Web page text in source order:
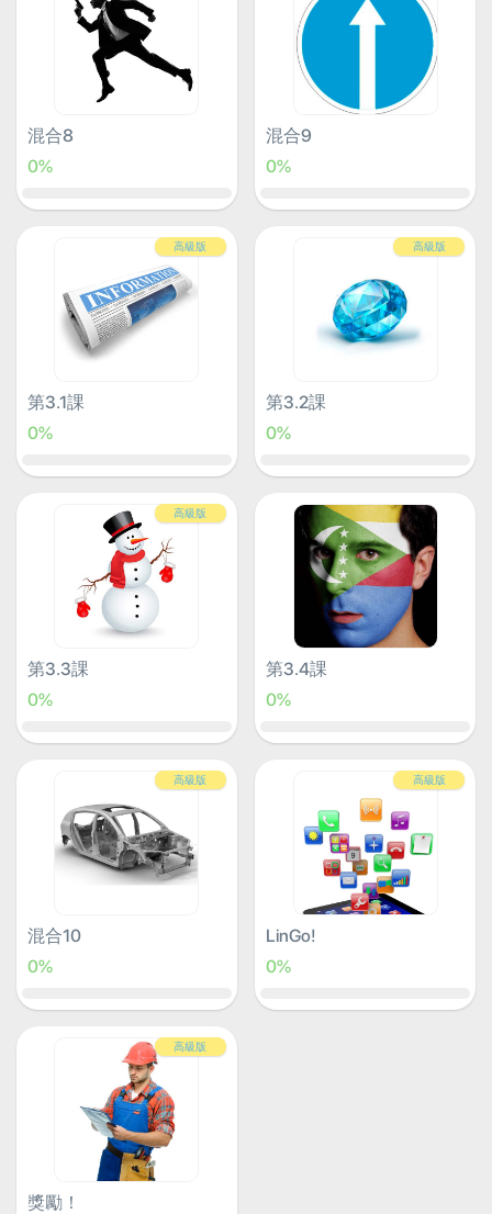
混合8
0%
混合9
0%
高級版
第3.1課
0%
高級版
第3.2課
0%
高級版
第3.3課
0%
第3.4課
0%
高級版
混合10
0%
高級版
LinGo!
0%
高級版
獎勵！